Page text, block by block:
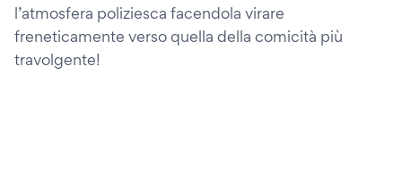
l’atmosfera poliziesca facendola virare
freneticamente verso quella della comicità più
travolgente!